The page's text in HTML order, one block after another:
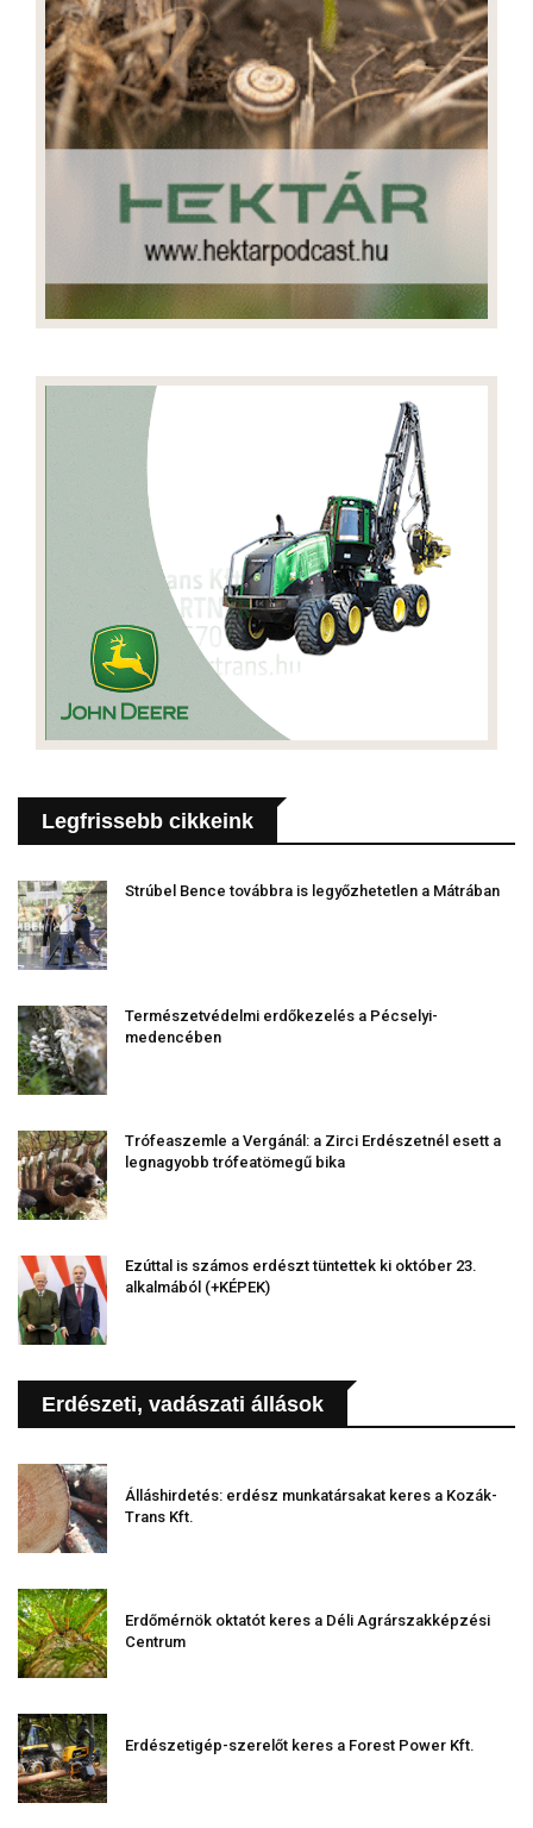
Legfrissebb cikkeink
Strúbel Bence továbbra is legyőzhetetlen a Mátrában
Természetvédelmi erdőkezelés a Pécselyi-
medencében
Trófeaszemle a Vergánál: a Zirci Erdészetnél esett a
legnagyobb trófeatömegű bika
Ezúttal is számos erdészt tüntettek ki október 23.
alkalmából (+KÉPEK)
Erdészeti, vadászati állások
Álláshirdetés: erdész munkatársakat keres a Kozák-
Trans Kft.
Erdőmérnök oktatót keres a Déli Agrárszakképzési
Centrum
Erdészetigép-szerelőt keres a Forest Power Kft.